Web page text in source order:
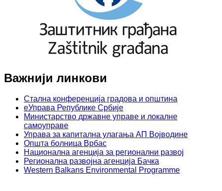
Важнији линкови
Стална конференција градова и општина
еУправа Републике Србије
Министарство државне управе и локалне
самоуправе
Управа за капитална улагања АП Војводине
Општа болница Врбас
Национална агенција за регионални развој
Регионална развојна агенција Бачка
Western Balkans Environmental Programme